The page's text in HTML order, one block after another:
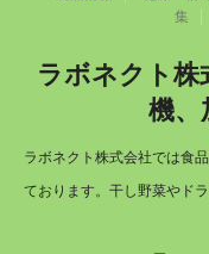
集
ラボネクト株
機、
ラボネクト株式会社では食
ております。干し野菜やド